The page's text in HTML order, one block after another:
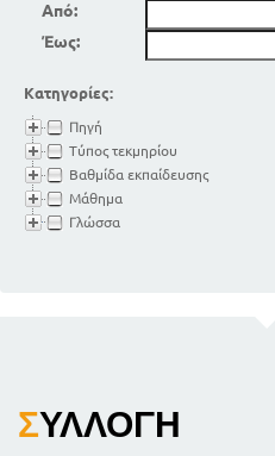
Από:
Έως:
Κατηγορίες:
Πηγή
Τύπος τεκμηρίου
Βαθμίδα εκπαίδευσης
Μάθημα
Γλώσσα
ΣΥΛΛΟΓΉ